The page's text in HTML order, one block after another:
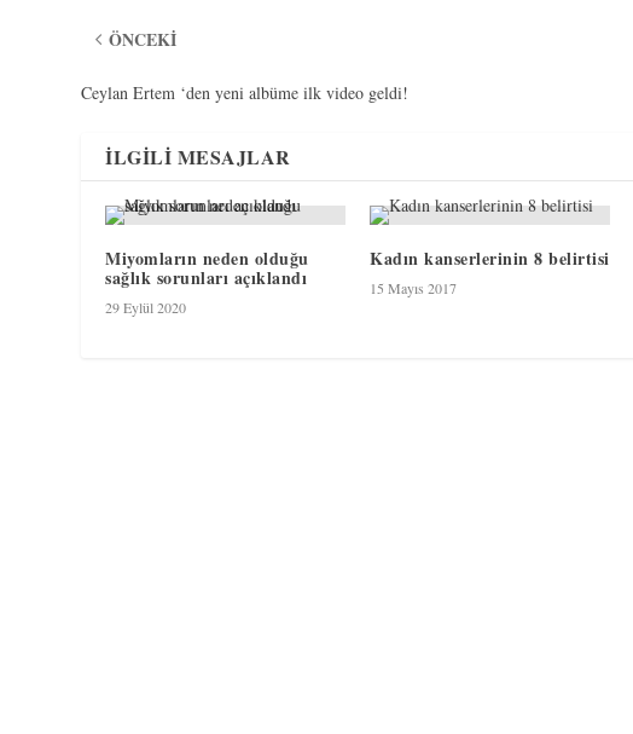
ÖNCEKI
Ceylan Ertem ‘den yeni albüme ilk video geldi!
İLGILI MESAJLAR
Miyomların neden olduğu
sağlık sorunları açıklandı
29 Eylül 2020
Kadın kanserlerinin 8 belirtisi
15 Mayıs 2017